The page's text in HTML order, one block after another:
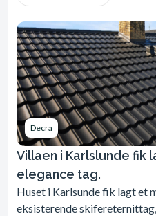
Decra
Villaen i Karlslunde fik
elegance tag.
Huset i Karlsunde fik lagt et
eksisterende